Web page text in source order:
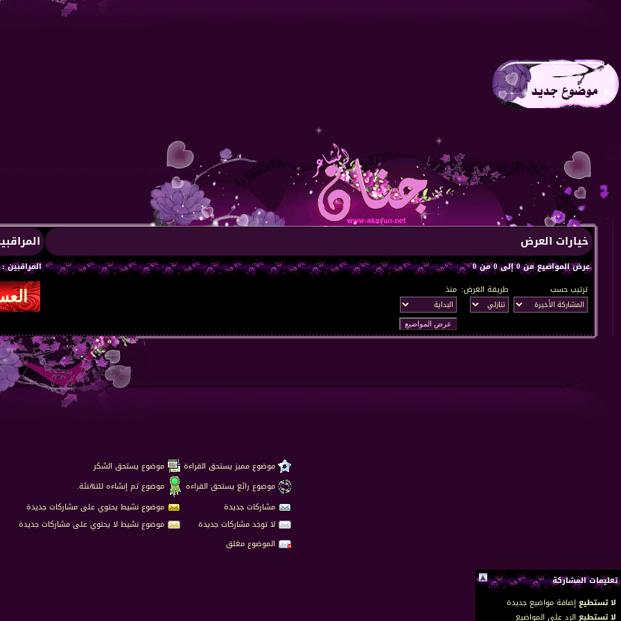
خيارات العرض
عرض المواضيع من 0 إلى 0 من 0
المراقبين : 1
ترتيب حسب
طريقة العرض: منذ
موضوع مميز يستحق القراءة
موضوع يستحق الشكر
موضوع رائع يستحق القراءه
موضوع تم إنشاءه للتهنئة.
مشاركات جديدة
موضوع نشيط يحتوي على مشاركات جديدة
لا توجد مشاركات جديدة
موضوع نشيط لا يحتوي على مشاركات جديدة
الموضوع مغلق
تعليمات المشاركة
لا تستطيعإضافة مواضيع جديدة
لا تستطيع الرد على المواضيع